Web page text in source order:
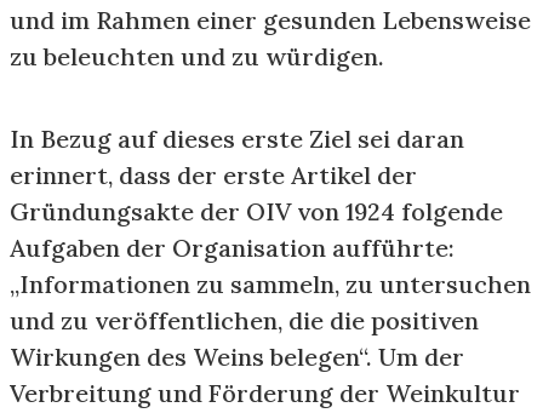
und im Rahmen einer gesunden Lebensweise
zu beleuchten und zu würdigen.
In Bezug auf dieses erste Ziel sei daran
erinnert, dass der erste Artikel der
Gründungsakte der OIV von 1924 folgende
Aufgaben der Organisation aufführte:
„Informationen zu sammeln, zu untersuchen
und zu veröffentlichen, die die positiven
Wirkungen des Weins belegen“. Um der
Verbreitung und Förderung der Weinkultur